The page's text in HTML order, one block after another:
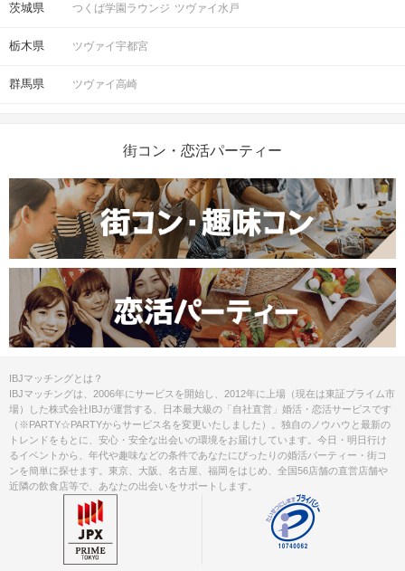
茨城県 つくば学園ラウンジ ツヴァイ水戸
栃木県 ツヴァイ宇都宮
群馬県 ツヴァイ高崎
街コン・恋活パーティー
IBJマッチングとは？
IBJマッチングは、2006年にサービスを開始し、2012年に上場（現在は東証プライム市
場）した株式会社IBJが運営する、日本最大級の「自社直営」婚活・恋活サービスです
（※PARTY☆PARTYからサービス名を変更いたしました）。独自のノウハウと最新の
トレンドをもとに、安心・安全な出会いの環境をお届けしています。今日・明日行け
るイベントから、年代や趣味などの条件であなたにぴったりの婚活パーティー・街コ
ンを簡単に探せます。東京、大阪、名古屋、福岡をはじめ、全国56店舗の直営店舗や
近隣の飲食店等で、あなたの出会いをサポートします。